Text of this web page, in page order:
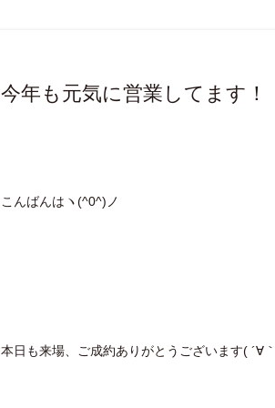
今年も元気に営業してます！
こんばんはヽ(^0^)ノ
本日も来場、ご成約ありがとうございます( ´∀